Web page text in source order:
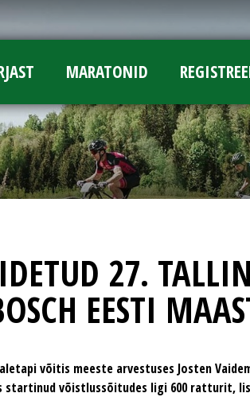
MARATONID
27.
EESTI
võitis meeste arvestuses Josten
startinud võistlussõitudes ligi 600 ratturit,